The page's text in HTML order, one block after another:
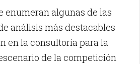
enumeran algunas de las
análisis más destacables
en la consultoría para la
de la competición